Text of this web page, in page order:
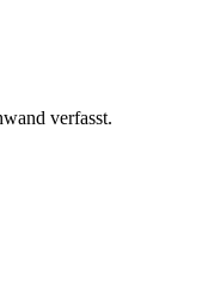
verfasst.